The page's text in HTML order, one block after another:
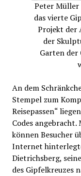
Peter Müller
das vierte
Projekt der
der
Garten der
An dem
Stempel zum
Reisepassen“
Codes
können Besucher
Internet
Dietrichsberg,
des Gipfelkreuzes